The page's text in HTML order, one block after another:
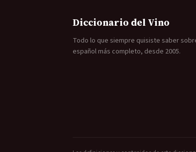
Diccionario del Vino
Todo lo que siempre quisiste saber
español más completo, desde 2005.